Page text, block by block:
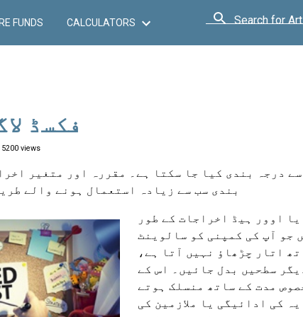
FUNDS CALCULATORS Search for
فکسڈ
5200 views
درجہ بندی کیا جا سکتا ہے۔ مقررہ اور متغیر
بندی سب سے زیادہ استعمال ہونے والے
اوور ہیڈ اخراجات کے طور
جو آپ کی کمپنی کو سالوینٹ
اتار چڑھاؤ نہیں آتا ہے،
سطحیں بدل جائیں۔ اس کے
مدت کے ساتھ منسلک ہوتے
کی ادائیگی یا ملازمین کی